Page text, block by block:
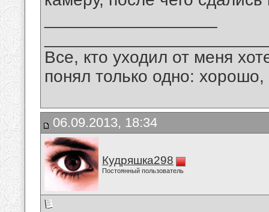
Все, кто уходил от меня
понял только одно:
06.09.2013, 18:34
Кудряшка298
Постоянный пользователь